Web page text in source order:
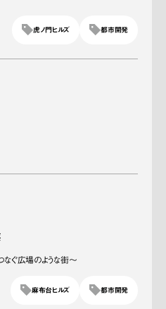
都市開発
虎ノ門ヒルズ
ぐ広場のような街～
都市開発
麻布台ヒルズ